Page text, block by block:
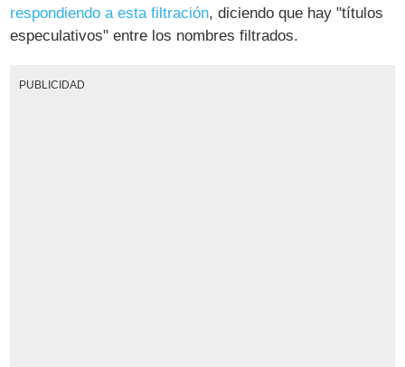
respondiendo a esta filtración, diciendo que hay "títulos
especulativos" entre los nombres filtrados.
PUBLICIDAD